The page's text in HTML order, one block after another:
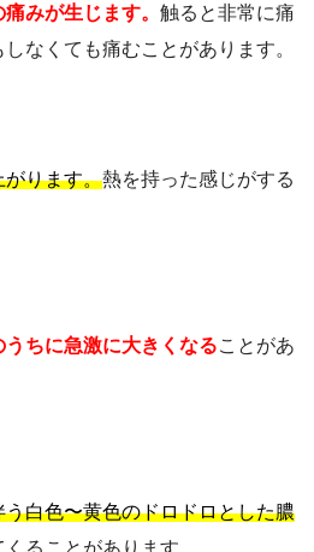
みが生じます。 触ると非常に痛
なくても痛むことがあります。
がります。熱を持った感じがする
うちに急激に大きくなることがあ
う白色〜黄色のドロドロとした膿
くることがあります。